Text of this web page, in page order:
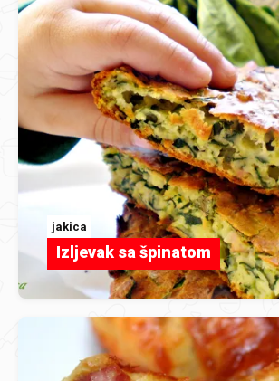
jakica
Izljevak sa špinatom